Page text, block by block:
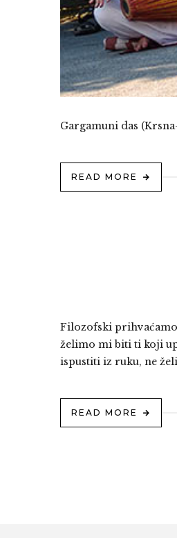
Gargamuni das
READ MORE
Filozofski
želimo mi biti ti koji
ispustiti iz ruku, ne
READ MORE